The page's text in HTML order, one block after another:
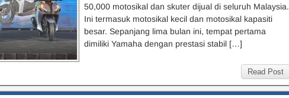
50,000 motosikal dan skuter dijual di seluruh Malaysia.
Ini termasuk motosikal kecil dan motosikal kapasiti
besar. Sepanjang lima bulan ini, tempat pertama
dimiliki Yamaha dengan prestasi stabil […]
Read Post